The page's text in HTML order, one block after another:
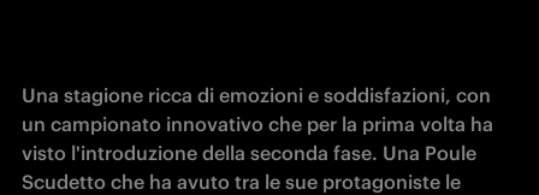
Una stagione ricca di emozioni e soddisfazioni, con
un campionato innovativo che per la prima volta ha
visto l'introduzione della seconda fase. Una Poule
Scudetto che ha avuto tra le sue protagoniste le